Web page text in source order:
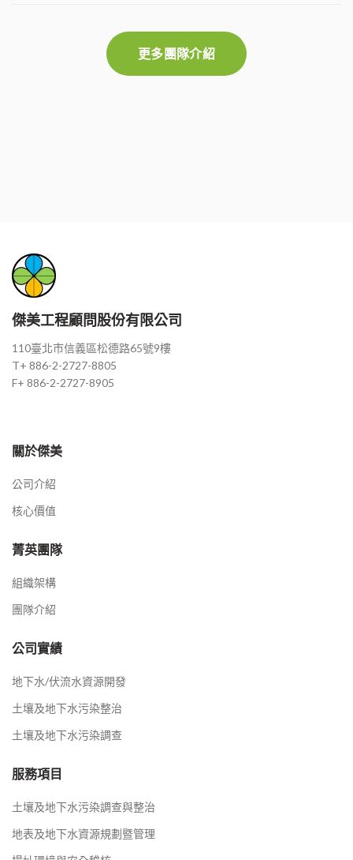
更多團隊介紹
傑美工程顧問股份有限公司
110臺北市信義區松德路65號9樓
T+ 886-2-2727-8805
F+ 886-2-2727-8905
關於傑美
公司介紹
核心價值
菁英團隊
組織架構
團隊介紹
公司實績
地下水/伏流水資源開發
土壤及地下水污染整治
土壤及地下水污染調查
服務項目
土壤及地下水污染調查與整治
地表及地下水資源規劃暨管理